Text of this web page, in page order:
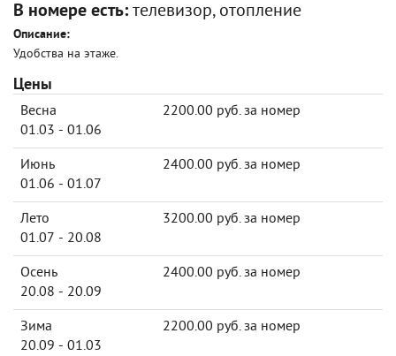
В номере есть: телевизор, отопление
Описание:
Удобства на этаже.
Цены
Весна
01.03 - 01.06
2200.00 руб. за номер
Июнь
01.06 - 01.07
2400.00 руб. за номер
Лето
01.07 - 20.08
3200.00 руб. за номер
Осень
20.08 - 20.09
2400.00 руб. за номер
Зима
20.09 - 01.03
2200.00 руб. за номер